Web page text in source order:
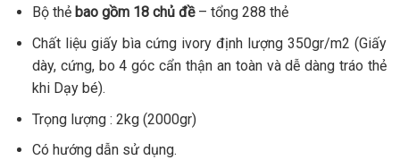
Bộ thẻ bao gồm 18 chủ đề– tổng 288 thẻ
Chất liệu giấy bìa cứng ivory định lượng 350gr/m2 (Giấy
dày, cứng, bo 4 góc cẩn thận an toàn và dễ dàng tráo thẻ
khi Dạy bé).
Trọng lượng : 2kg (2000gr)
Có hướng dẫn sử dụng.